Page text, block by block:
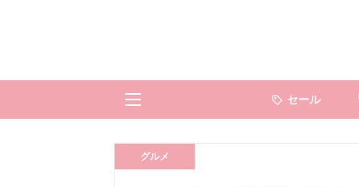
セール
グルメ